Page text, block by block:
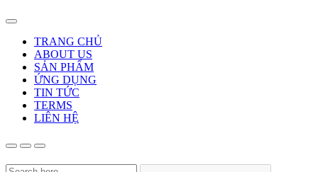
TRANG CHỦ
ABOUT US
SẢN PHẨM
ỨNG DỤNG
TIN TỨC
TERMS
LIÊN HỆ